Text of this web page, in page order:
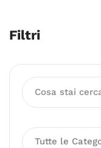
Filtri
Tutte le